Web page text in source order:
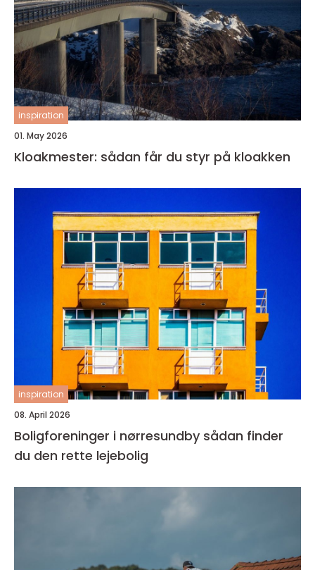
inspiration
01. May 2026
Kloakmester: sådan får du styr på kloakken
inspiration
08. April 2026
Boligforeninger i nørresundby sådan finder
du den rette lejebolig